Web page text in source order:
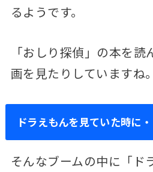
るようです。
「おしり探偵」の本を
画を見たりしていますね。
ドラえもんを見ていた時に・
そんなブームの中に「ド